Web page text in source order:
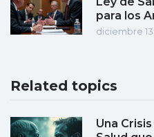
para los
diciembre
Related topics
Una